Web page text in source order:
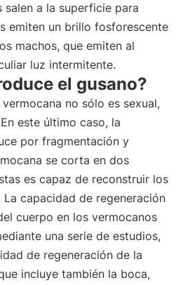
salen a la superficie para
emiten un brillo fosforescente
machos, que emiten al
luz intermitente.
el gusano?
no sólo es sexual,
este último caso, la
por fragmentación y
se corta en dos
es capaz de reconstruir los
capacidad de regeneración
cuerpo en los vermocanos
una serie de estudios,
de regeneración de la
incluye también la boca,